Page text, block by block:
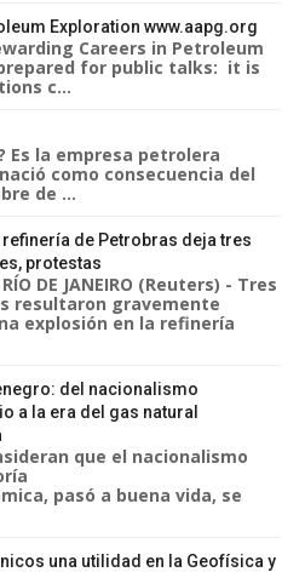
Exploration www.aapg.org
Careers in Petroleum
for public talks: it is
c...
Es la empresa petrolera
como consecuencia del
de ...
de Petrobras deja tres
protestas
DE JANEIRO (Reuters) - Tres
resultaron gravemente
explosión en la refinería
del nacionalismo
a la era del gas natural
que el nacionalismo
pasó a buena vida, se
una utilidad en la Geofísica y